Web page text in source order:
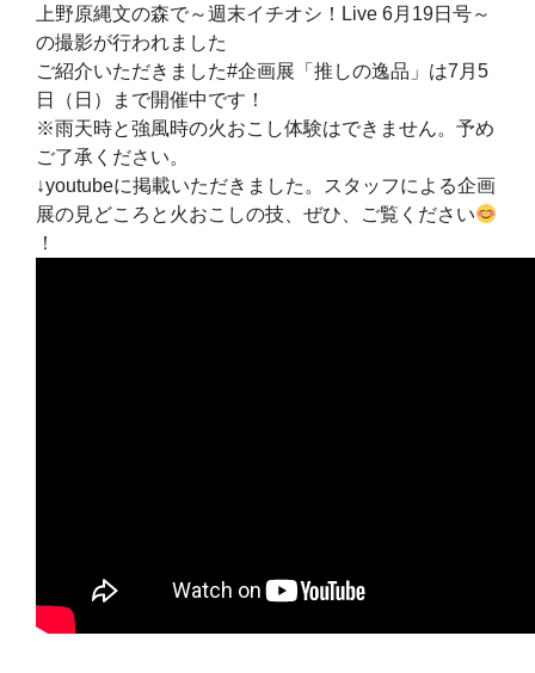
上野原縄文の森で～週末イチオシ！Live 6月19日号～
の撮影が行われました
ご紹介いただきました#企画展「推しの逸品」は7月5
日（日）まで開催中です！
※雨天時と強風時の火おこし体験はできません。予め
ご了承ください。
↓youtubeに掲載いただきました。スタッフによる企画
展の見どころと火おこしの技、ぜひ、ご覧ください
！